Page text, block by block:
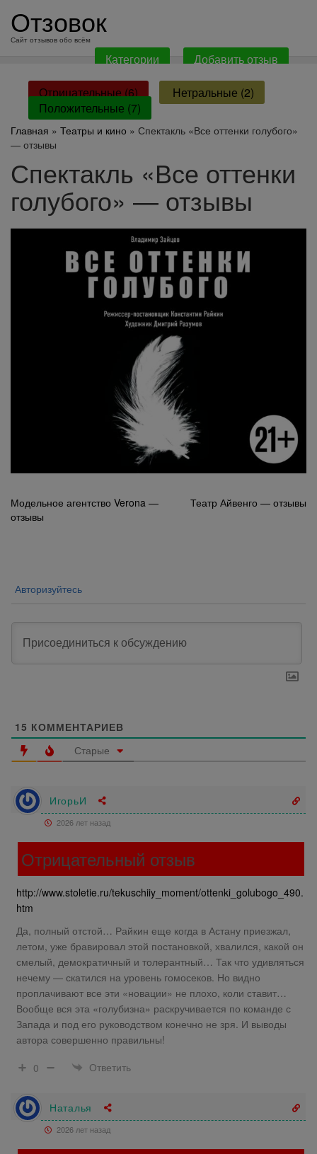
содержанию
Отзовок
Сайт отзывов обо всём
Категории Добавить отзыв
Отрицательные (6)
Нетральные (2)
Положительные (7)
Главная » Театры и кино » Спектакль «Все оттенки голубого»
— отзывы
Спектакль «Все оттенки
голубого» — отзывы
Навигация
по
Модельное агентство Verona —
отзывы
Театр Айвенго — отзывы
Авторизуйтесь
15 КОММЕНТАРИЕВ
Старые
ИгорьИ
2026 лет назад
Отрицательный отзыв
http://www.stoletie.ru/tekuschiiy_moment/ottenki_golubogo_490.
htm
Да, полный отстой… Райкин еще когда в Астану приезжал,
летом, уже бравировал этой постановкой, хвалился, какой он
смелый, демократичный и толерантный… Так что удивляться
нечему — скатился на уровень гомосеков. Но видно
проплачивают все эти «новации» не плохо, коли ставит…
Вообще вся эта «голубизна» раскручивается по команде с
Запада и под его руководством конечно не зря. И выводы
автора совершенно правильны!
0
Ответить
Наталья
2026 лет назад